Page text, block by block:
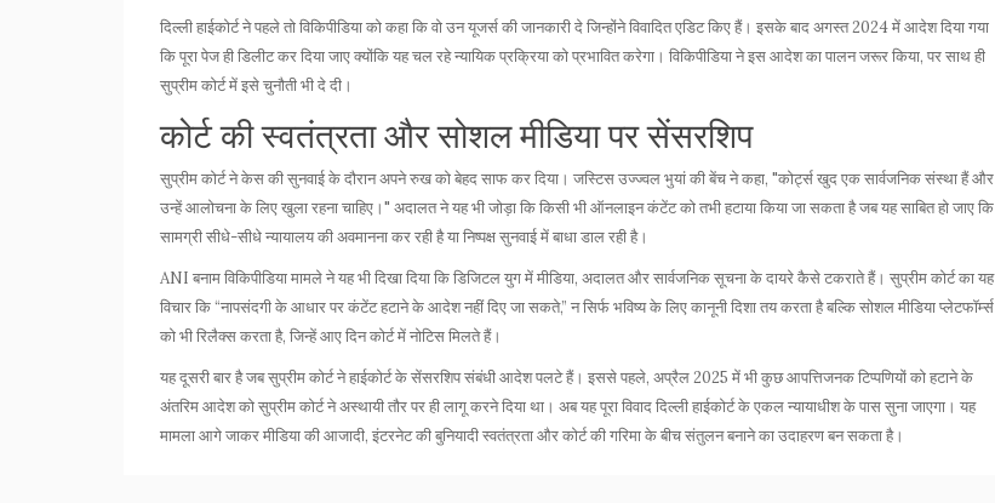
दिल्ली हाईकोर्ट ने पहले तो विकिपीडिया को कहा कि वो उन यूजर्स की जानकारी दे जिन्होंने विवादित एडिट किए हैं। इसके बाद अगस्त 2024 में आदेश दिया गया
कि पूरा पेज ही डिलीट कर दिया जाए क्योंकि यह चल रहे न्यायिक प्रक्रिया को प्रभावित करेगा। विकिपीडिया ने इस आदेश का पालन जरूर किया, पर साथ ही
सुप्रीम कोर्ट में इसे चुनौती भी दे दी।
कोर्ट की स्वतंत्रता और सोशल मीडिया पर सेंसरशिप
सुप्रीम कोर्ट ने केस की सुनवाई के दौरान अपने रुख को बेहद साफ कर दिया। जस्टिस उज्ज्वल भुयां की बेंच ने कहा, "कोर्ट्स खुद एक सार्वजनिक संस्था हैं और
उन्हें आलोचना के लिए खुला रहना चाहिए।" अदालत ने यह भी जोड़ा कि किसी भी ऑनलाइन कंटेंट को तभी हटाया किया जा सकता है जब यह साबित हो जाए कि
सामग्री सीधे-सीधे न्यायालय की अवमानना कर रही है या निष्पक्ष सुनवाई में बाधा डाल रही है।
ANI बनाम विकिपीडिया मामले ने यह भी दिखा दिया कि डिजिटल युग में मीडिया, अदालत और सार्वजनिक सूचना के दायरे कैसे टकराते हैं। सुप्रीम कोर्ट का यह
विचार कि “नापसंदगी के आधार पर कंटेंट हटाने के आदेश नहीं दिए जा सकते,” न सिर्फ भविष्य के लिए कानूनी दिशा तय करता है बल्कि सोशल मीडिया प्लेटफॉर्म्स
को भी रिलैक्स करता है, जिन्हें आए दिन कोर्ट में नोटिस मिलते हैं।
यह दूसरी बार है जब सुप्रीम कोर्ट ने हाईकोर्ट के सेंसरशिप संबंधी आदेश पलटे हैं। इससे पहले, अप्रैल 2025 में भी कुछ आपत्तिजनक टिप्पणियों को हटाने के
अंतरिम आदेश को सुप्रीम कोर्ट ने अस्थायी तौर पर ही लागू करने दिया था। अब यह पूरा विवाद दिल्ली हाईकोर्ट के एकल न्यायाधीश के पास सुना जाएगा। यह
मामला आगे जाकर मीडिया की आजादी, इंटरनेट की बुनियादी स्वतंत्रता और कोर्ट की गरिमा के बीच संतुलन बनाने का उदाहरण बन सकता है।